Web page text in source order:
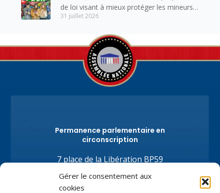
Gérer le consentement aux
cookies
de loi visant à mieux protéger les mineurs
des risques liés à l’utilisation des réseaux
31 juillet 2026
Permanence parlementaire en
circonscription
7 place de la Libération BP59
74100 Annemasse
Tél.